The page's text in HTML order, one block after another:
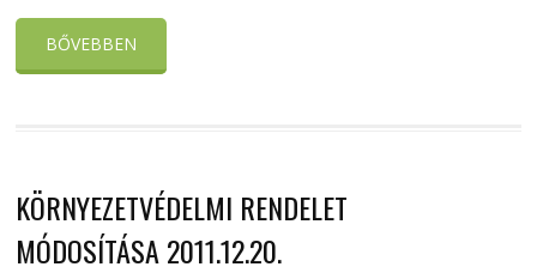
BŐVEBBEN
KÖRNYEZETVÉDELMI RENDELET
MÓDOSÍTÁSA 2011.12.20.